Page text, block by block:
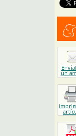
un